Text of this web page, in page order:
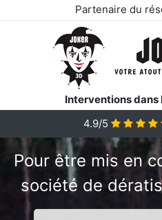
Partenaire du
Interventions dans
4.9/5
Pour être mis en
société de